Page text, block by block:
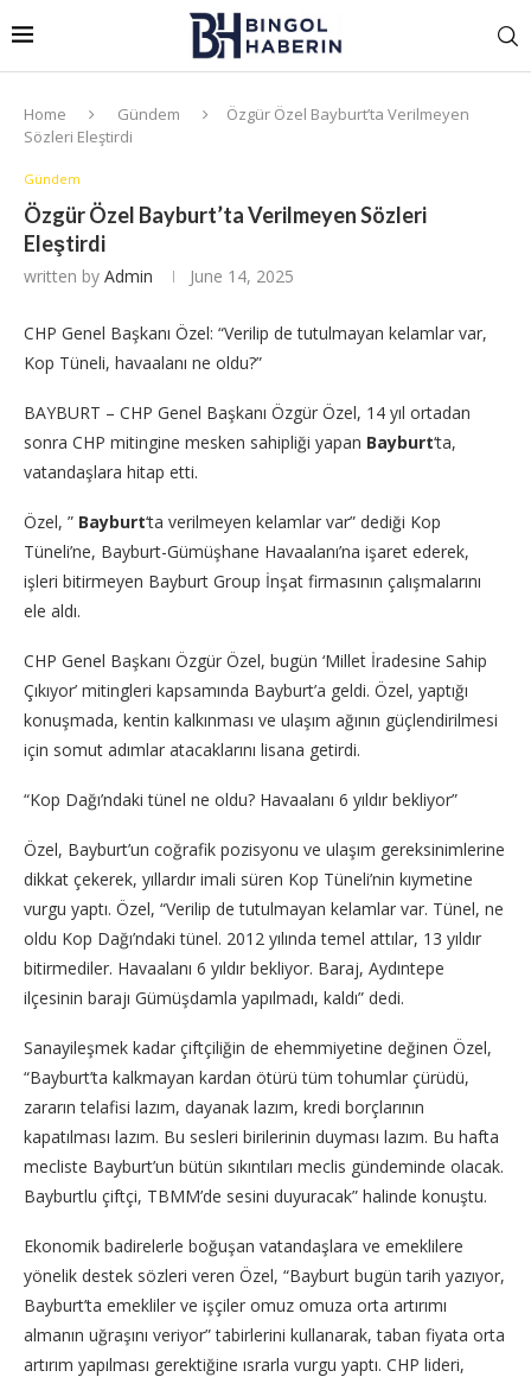
Home Gündem
Özgür Özel Bayburt’ta Verilmeyen
Sözleri Eleştirdi
Gündem
Özgür Özel Bayburt’ta Verilmeyen Sözleri
Eleştirdi
written by Admin June 14, 2025
CHP Genel Başkanı Özel: “Verilip de tutulmayan kelamlar var,
Kop Tüneli, havaalanı ne oldu?”
BAYBURT – CHP Genel Başkanı Özgür Özel, 14 yıl ortadan
sonra CHP mitingine mesken sahipliği yapan Bayburt‘ta,
vatandaşlara hitap etti.
Özel, ” Bayburt‘ta verilmeyen kelamlar var” dediği Kop
Tüneli’ne, Bayburt-Gümüşhane Havaalanı’na işaret ederek,
işleri bitirmeyen Bayburt Group İnşat firmasının çalışmalarını
ele aldı.
CHP Genel Başkanı Özgür Özel, bugün ‘Millet İradesine Sahip
Çıkıyor’ mitingleri kapsamında Bayburt’a geldi. Özel, yaptığı
konuşmada, kentin kalkınması ve ulaşım ağının güçlendirilmesi
için somut adımlar atacaklarını lisana getirdi.
“Kop Dağı’ndaki tünel ne oldu? Havaalanı 6 yıldır bekliyor”
Özel, Bayburt’un coğrafik pozisyonu ve ulaşım gereksinimlerine
dikkat çekerek, yıllardır imali süren Kop Tüneli’nin kıymetine
vurgu yaptı. Özel, “Verilip de tutulmayan kelamlar var. Tünel, ne
oldu Kop Dağı’ndaki tünel. 2012 yılında temel attılar, 13 yıldır
bitirmediler. Havaalanı 6 yıldır bekliyor. Baraj, Aydıntepe
ilçesinin barajı Gümüşdamla yapılmadı, kaldı” dedi.
Sanayileşmek kadar çiftçiliğin de ehemmiyetine değinen Özel,
“Bayburt’ta kalkmayan kardan ötürü tüm tohumlar çürüdü,
zararın telafisi lazım, dayanak lazım, kredi borçlarının
kapatılması lazım. Bu sesleri birilerinin duyması lazım. Bu hafta
mecliste Bayburt’un bütün sıkıntıları meclis gündeminde olacak.
Bayburtlu çiftçi, TBMM’de sesini duyuracak” halinde konuştu.
Ekonomik badirelerle boğuşan vatandaşlara ve emeklilere
yönelik destek sözleri veren Özel, “Bayburt bugün tarih yazıyor,
Bayburt’ta emekliler ve işçiler omuz omuza orta artırımı
almanın uğraşını veriyor” tabirlerini kullanarak, taban fiyata orta
artırım yapılması gerektiğine ısrarla vurgu yaptı. CHP lideri,